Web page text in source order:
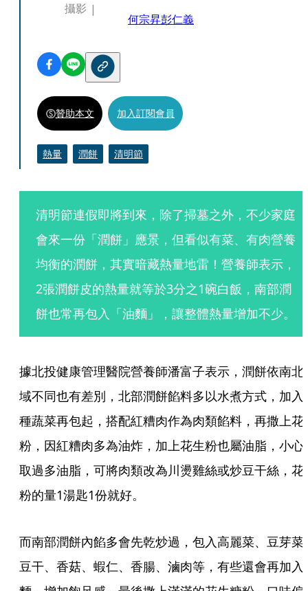
攝影
何宗昇彭仁義
贊助本文 加入訂閱會員
熱量 潤餅 清明節
清明節連假即將到來，除了掃墓之外，不少家庭
會來一份「潤餅」應景，但看似有菜、有肉營養
均衡的潤餅，其實暗藏熱量地雷！營養師表示，
2張潤餅皮的熱量就等於3分之1碗白飯，南部潤
餅也常再包入「油麵」，讓整體熱量增加不少。
據北投健康管理醫院營養師潘富子表示，潤餅依南北
域不同也有差別，北部潤餅餡料多以水煮方式，加入
種蔬菜再包起，搭配紅糟肉作為肉類餡料，再撒上花
粉，因紅糟肉多為油炸，加上花生粉也屬油脂，小心
取過多油脂，可將肉類改為川燙雞絲或炒豆干絲，花
粉的量1湯匙1份就好。
而南部潤餅內餡多會先乾炒過，包入高麗菜、豆芽菜
豆干、香菇、蝦仁、香腸、滷肉等，有些還會再加入